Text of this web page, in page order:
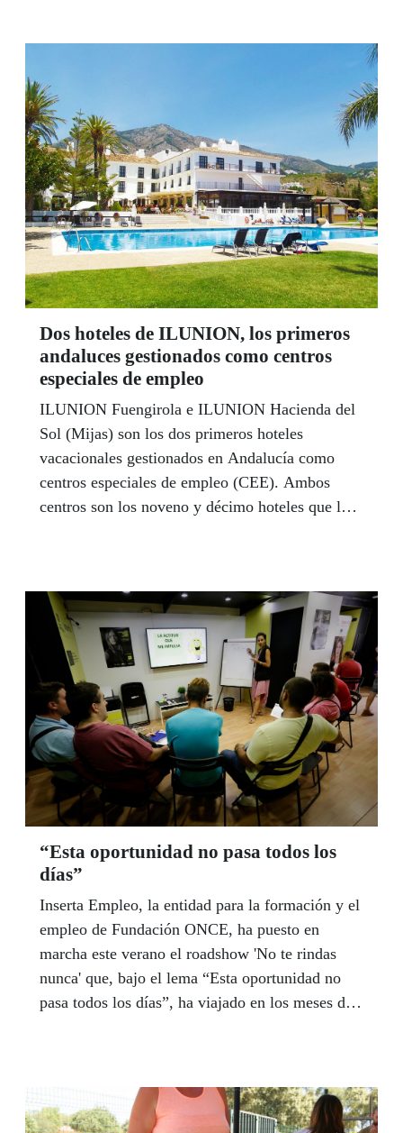
de la ONCE en Andalucía, Ceuta y Melilla,
Cristóbal Martínez, en las ocho provincias y en
la capital andaluza con el subdelegado territorial,
José Antonio Toledo, y la presidenta del Consejo
territorial, Isabel María Viruet.
Dos hoteles de ILUNION, los primeros
andaluces gestionados como centros
especiales de empleo
ILUNION Fuengirola e ILUNION Hacienda del
Sol (Mijas) son los dos primeros hoteles
vacacionales gestionados en Andalucía como
centros especiales de empleo (CEE). Ambos
centros son los noveno y décimo hoteles que la
Catering by Maher, su empresa nacional de
servicios de catering.
“Esta oportunidad no pasa todos los
días”
Inserta Empleo, la entidad para la formación y el
empleo de Fundación ONCE, ha puesto en
marcha este verano el roadshow 'No te rindas
nunca' que, bajo el lema “Esta oportunidad no
pasa todos los días”, ha viajado en los meses de